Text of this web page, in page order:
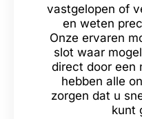
vastgelopen of
en weten
Onze ervaren
slot waar
direct door een
hebben alle
zorgen dat u
kunt